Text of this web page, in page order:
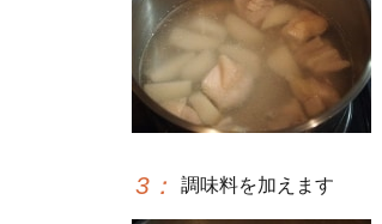
3 ： 調味料を加えます